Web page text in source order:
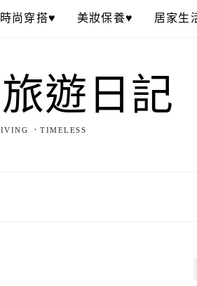
時尚穿搭♥ 美妝保養♥ 居家生
遊日記
．TIMELESS